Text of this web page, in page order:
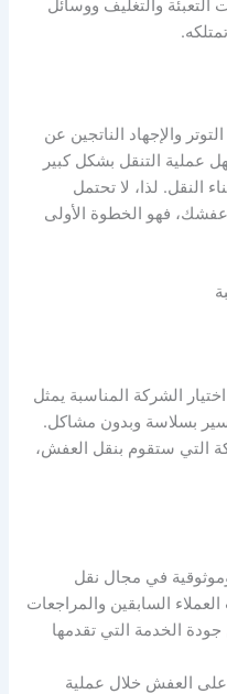
التعبئة والتغليف ووسائل
والإجهاد الناتجين عن
عملية التنقل بشكل كبير
النقل. لذا، لا تحتمل
فهو الخطوة الأولى
الشركة المناسبة يمثل
بسلاسة وبدون مشاكل.
التي ستقوم بنقل العفش،
وموثوقية في مجال نقل
السابقين والمراجعات
الخدمة التي تقدمها
على العفش خلال عملية